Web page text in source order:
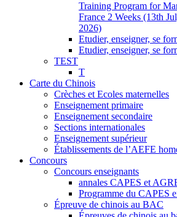
Training Program for
France 2 Weeks (13th
2026)
Etudier, enseigner, se
Etudier, enseigner, se
TEST
T
Carte du Chinois
Crèches et Ecoles maternelles
Enseignement primaire
Enseignement secondaire
Sections internationales
Enseignement supérieur
Établissements de l’AEFE
Concours
Concours enseignants
annales CAPES et
Programme du CAPES
Épreuve de chinois au BAC